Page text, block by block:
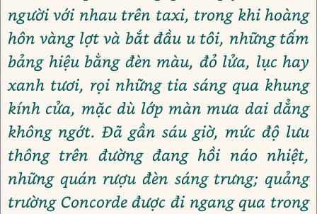
người với nhau trên taxi, trong khi hoàng
hôn vàng lợt và bắt đầu u tôi, những tấm
bảng hiệu bằng đèn màu, đỏ lửa, lục hay
xanh tươi, rọi những tia sáng qua khung
kính cửa, mặc dù lớp màn mưa dai dẳng
không ngớt. Đã gần sáu giờ, mức độ lưu
thông trên đường đang hồi náo nhiệt,
những quán rượu đèn sáng trưng; quảng
trường Concorde được đi ngang qua trong